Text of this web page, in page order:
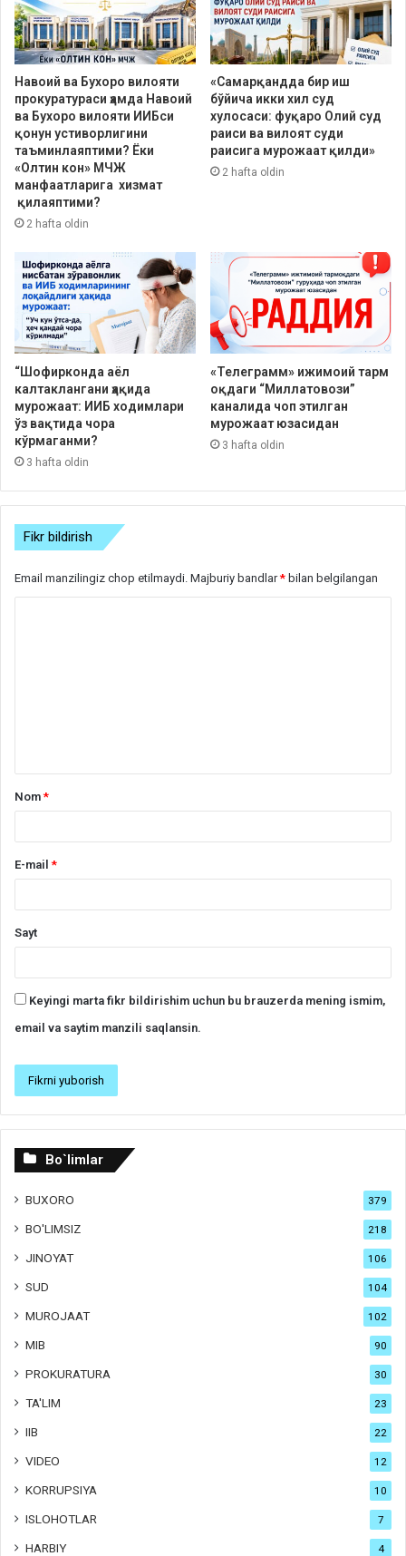
Навоий ва Бухоро вилояти
прокуратураси ҳамда Навоий
ва Бухоро вилояти ИИБси
қонун устиворлигини
таъминлаяптими? Ёки
«Олтин кон» МЧЖ
манфаатларига хизмат
қилаяптими?
2 hafta oldin
«Самарқандда бир иш
бўйича икки хил суд
хулосаси: фуқаро Олий суд
раиси ва вилоят суди
раисига мурожаат қилди»
2 hafta oldin
“Шофирконда аёл
калтаклангани ҳақида
мурожаат: ИИБ ходимлари
ўз вақтида чора
кўрмаганми?
3 hafta oldin
«Телеграмм» ижимоий тарм
оқдаги “Миллатовози”
каналида чоп этилган
мурожаат юзасидан
3 hafta oldin
Fikr bildirish
Email manzilingiz chop etilmaydi. Majburiy bandlar* bilan belgilangan
Nom*
E-mail*
Sayt
Keyingi marta fikr bildirishim uchun bu brauzerda mening ismim,
email va saytim manzili saqlansin.
Bo`limlar
BUXORO 379
BO'LIMSIZ 218
JINOYAT 106
SUD 104
MUROJAAT 102
MIB 90
PROKURATURA 30
TA'LIM 23
IIB 22
VIDEO 12
KORRUPSIYA 10
ISLOHOTLAR 7
HARBIY 4